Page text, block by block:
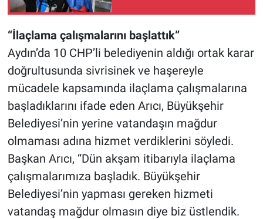
“İlaçlama çalışmalarını başlattık”
Aydın’da 10 CHP’li belediyenin aldığı ortak karar
doğrultusunda sivrisinek ve haşereyle
mücadele kapsamında ilaçlama çalışmalarına
başladıklarını ifade eden Arıcı, Büyükşehir
Belediyesi’nin yerine vatandaşın mağdur
olmaması adına hizmet verdiklerini söyledi.
Başkan Arıcı, “Dün akşam itibarıyla ilaçlama
çalışmalarımıza başladık. Büyükşehir
Belediyesi’nin yapması gereken hizmeti
vatandaş mağdur olmasın diye biz üstlendik.